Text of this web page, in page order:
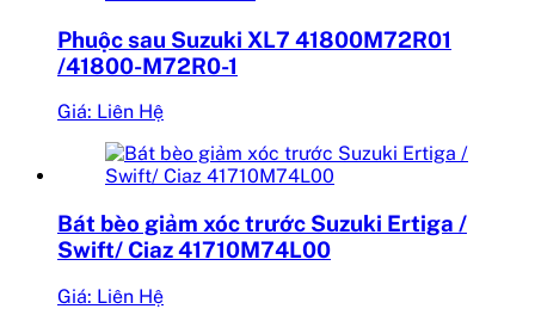
Phuộc sau Suzuki XL7 41800M72R01
/41800-M72R0-1
Giá: Liên Hệ
Bát bèo giảm xóc trước Suzuki Ertiga /
Swift/ Ciaz 41710M74L00
Giá: Liên Hệ